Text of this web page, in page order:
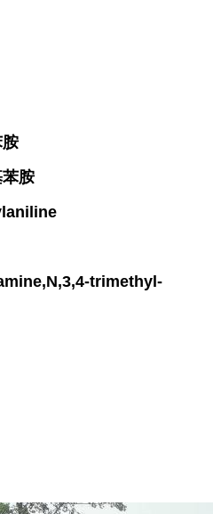
胺
trimethyl-